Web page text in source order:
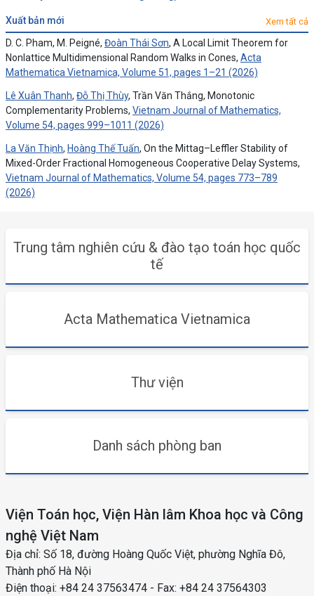
xuất bản mới Xem tất cả
D. C. Pham, M. Peigné, Đoàn Thái Sơn, A Local Limit Theorem for
Nonlattice Multidimensional Random Walks in Cones, Acta
Mathematica Vietnamica, Volume 51, pages 1–21 (2026)
Lê Xuân Thanh, Đỗ Thị Thùy, Trần Văn Thắng, Monotonic
Complementarity Problems, Vietnam Journal of Mathematics,
Volume 54, pages 999–1011 (2026)
La Văn Thịnh, Hoàng Thế Tuấn, On the Mittag–Leffler Stability of
Mixed-Order Fractional Homogeneous Cooperative Delay Systems,
Vietnam Journal of Mathematics, Volume 54, pages 773–789
(2026)
Trung tâm nghiên cứu & đào tạo toán học quốc
tế
Acta Mathematica Vietnamica
Thư viện
Danh sách phòng ban
Viện Toán học, Viện Hàn lâm Khoa học và Công
nghệ Việt Nam
Địa chỉ: Số 18, đường Hoàng Quốc Việt, phường Nghĩa Đô,
Thành phố Hà Nội
Điện thoại: +84 24 37563474 - Fax: +84 24 37564303